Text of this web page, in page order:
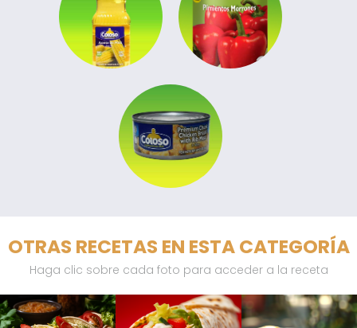
OTRAS RECETAS EN ESTA CATEGORÍA
Haga clic sobre cada foto para acceder a la receta